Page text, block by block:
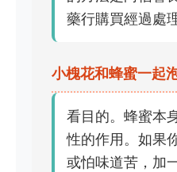
藥行購買經過處
小槐花和蜂蜜一起
看目的。蜂蜜本
性的作用。如果
或怕味道苦，加